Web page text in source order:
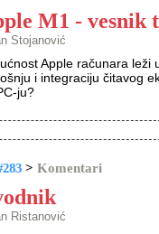
M1 - vesnik
Stojanović
Apple računara
i integraciju čitavog
ju?
> Komentari
Ristanović